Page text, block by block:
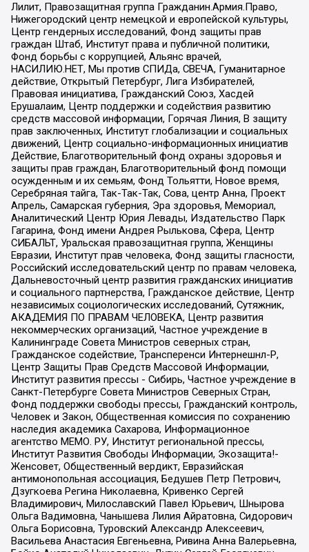
Лилит, Правозащитная группа Гражданин.Армия.Право,
Нижегородский центр немецкой и европейской культуры,
Центр гендерных исследований, Фонд защиты прав
граждан Штаб, Институт права и публичной политики,
Фонд борьбы с коррупцией, Альянс врачей,
НАСИЛИЮ.НЕТ, Мы против СПИДа, СВЕЧА, Гуманитарное
действие, Открытый Петербург, Лига Избирателей,
Правовая инициатива, Гражданский Союз, Хасдей
Ерушалаим, Центр поддержки и содействия развитию
средств массовой информации, Горячая Линия, В защиту
прав заключенных, Институт глобализации и социальных
движений, Центр социально-информационных инициатив
Действие, Благотворительный фонд охраны здоровья и
защиты прав граждан, Благотворительный фонд помощи
осужденным и их семьям, Фонд Тольятти, Новое время,
Серебряная тайга, Так-Так-Так, Сова, центр Анна, Проект
Апрель, Самарская губерния, Эра здоровья, Мемориал,
Аналитический Центр Юрия Левады, Издательство Парк
Гагарина, Фонд имени Андрея Рылькова, Сфера, Центр
СИБАЛЬТ, Уральская правозащитная группа, Женщины
Евразии, Институт прав человека, Фонд защиты гласности,
Российский исследовательский центр по правам человека,
Дальневосточный центр развития гражданских инициатив
и социального партнерства, Гражданское действие, Центр
независимых социологических исследований, Сутяжник,
АКАДЕМИЯ ПО ПРАВАМ ЧЕЛОВЕКА, Центр развития
некоммерческих организаций, Частное учреждение в
Калининграде Совета Министров северных стран,
Гражданское содействие, Трансперенси Интернешнл-Р,
Центр Защиты Прав Средств Массовой Информации,
Институт развития прессы - Сибирь, Частное учреждение в
Санкт-Петербурге Совета Министров Северных Стран,
Фонд поддержки свободы прессы, Гражданский контроль,
Человек и Закон, Общественная комиссия по сохранению
наследия академика Сахарова, Информационное
агентство МЕМО. РУ, Институт региональной прессы,
Институт Развития Свободы Информации, Экозащита!-
Женсовет, Общественный вердикт, Евразийская
антимонопольная ассоциация, Бедушев Петр Петрович,
Дзугкоева Регина Николаевна, Кривенко Сергей
Владимирович, Милославский Павел Юрьевич, Шнырова
Ольга Вадимовна, Чанышева Лилия Айратовна, Сидорович
Ольга Борисовна, Туровский Александр Алексеевич,
Васильева Анастасия Евгеньевна, Ривина Анна Валерьевна,